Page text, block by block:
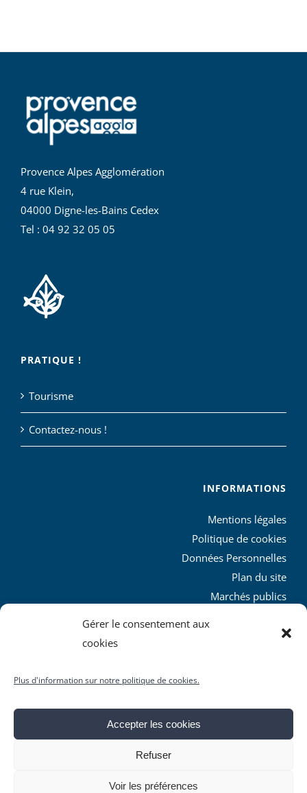
Gérer le consentement aux
cookies
Plus d'information sur notre politique de cookies.
Accepter les cookies
Refuser
Voir les préférences
Provence Alpes Agglomération
4 rue Klein,
04000 Digne-les-Bains Cedex
Tel : 04 92 32 05 05
PRATIQUE !
Tourisme
Contactez-nous !
INFORMATIONS
Mentions légales
Politique de cookies
Données Personnelles
Plan du site
Marchés publics
L’agglo recrute
© Copyright2026 | Produit par leSICTIAM| Tous droits
réservés
Facebook
X YouTubeInstagram